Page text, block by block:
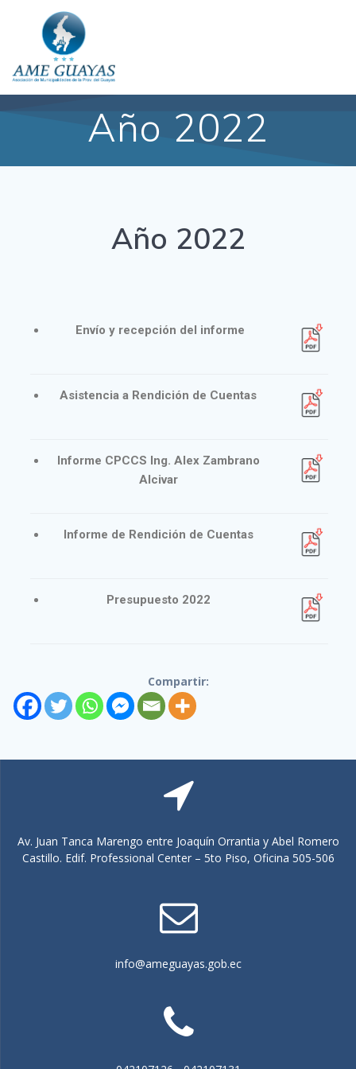
Año 2022
Año 2022
Envío y recepción del informe
Asistencia a Rendición de Cuentas
Informe CPCCS Ing. Alex Zambrano
Alcivar
Informe de Rendición de Cuentas
Presupuesto 2022
Compartir:
Av. Juan Tanca Marengo entre Joaquín Orrantia y Abel Romero
Castillo. Edif. Professional Center – 5to Piso, Oficina 505-506
info@ameguayas.gob.ec